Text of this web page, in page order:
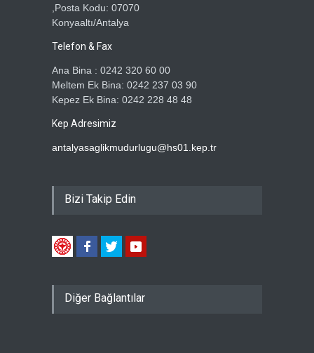
,Posta Kodu: 07070
Konyaaltı/Antalya
Telefon & Fax
Ana Bina : 0242 320 60 00
Meltem Ek Bina: 0242 237 03 90
Kepez Ek Bina: 0242 228 48 48
Kep Adresimiz
antalyasaglikmudurlugu@hs01.kep.tr
Bizi Takip Edin
Diğer Bağlantılar